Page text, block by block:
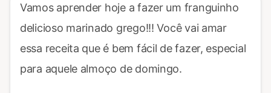
Vamos aprender hoje a fazer um franguinho
delicioso marinado grego!!! Você vai amar
essa receita que é bem fácil de fazer, especial
para aquele almoço de domingo.